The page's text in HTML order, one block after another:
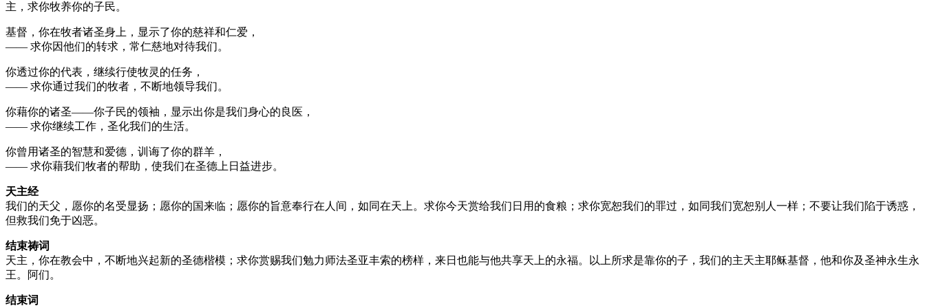
主，求你牧养你的子民。
基督，你在牧者诸圣身上，显示了你的慈祥和仁爱，
—— 求你因他们的转求，常仁慈地对待我们。
你透过你的代表，继续行使牧灵的任务，
—— 求你通过我们的牧者，不断地领导我们。
你藉你的诸圣——你子民的领袖，显示出你是我们身心的良医，
—— 求你继续工作，圣化我们的生活。
你曾用诸圣的智慧和爱德，训诲了你的群羊，
—— 求你藉我们牧者的帮助，使我们在圣德上日益进步。
天主经
我们的天父，愿你的名受显扬；愿你的国来临；愿你的旨意奉行在人间，如同在天上。求你今天赏给我们日用的食粮；求你宽恕我们的罪过，如同我们宽恕别人一样；不要让我们陷于诱惑，
但救我们免于凶恶。
结束祷词
天主，你在教会中，不断地兴起新的圣德楷模；求你赏赐我们勉力师法圣亚丰索的榜样，来日也能与他共享天上的永福。以上所求是靠你的子，我们的主天主耶稣基督，他和你及圣神永生永
王。阿们。
结束词